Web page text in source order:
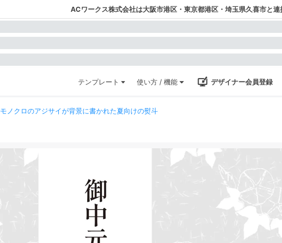
ACワークス株式会社は大阪市港区・東京都港区・埼玉県久喜市と
テンプレート 使い方 / 機能 デザイナー会員登録
モノクロのアジサイが背景に書かれた夏向けの熨斗